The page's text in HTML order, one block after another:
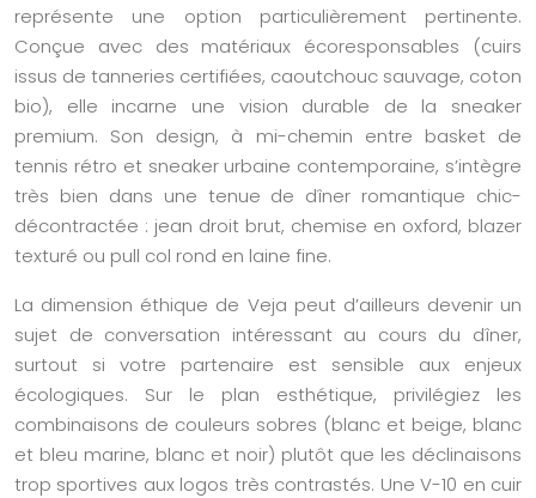
représente une option particulièrement pertinente.
Conçue avec des matériaux écoresponsables (cuirs
issus de tanneries certifiées, caoutchouc sauvage, coton
bio), elle incarne une vision durable de la sneaker
premium. Son design, à mi-chemin entre basket de
tennis rétro et sneaker urbaine contemporaine, s’intègre
très bien dans une tenue de dîner romantique chic-
décontractée : jean droit brut, chemise en oxford, blazer
texturé ou pull col rond en laine fine.
La dimension éthique de Veja peut d’ailleurs devenir un
sujet de conversation intéressant au cours du dîner,
surtout si votre partenaire est sensible aux enjeux
écologiques. Sur le plan esthétique, privilégiez les
combinaisons de couleurs sobres (blanc et beige, blanc
et bleu marine, blanc et noir) plutôt que les déclinaisons
trop sportives aux logos très contrastés. Une V-10 en cuir